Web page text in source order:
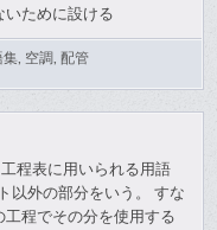
いために設ける
集 空調 ,配管
程表に用いられる用語
以外の部分をいう。 すな
程でその分を使用する